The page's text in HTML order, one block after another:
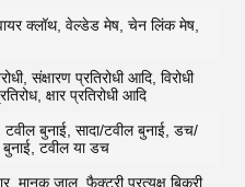
क्लॉथ, वेल्डेड मेष, चेन लिंक मेष,
संक्षारण प्रतिरोधी आदि, विरोधी
क्षार प्रतिरोधी आदि
टवील बुनाई, सादा/टवील बुनाई, डच/
बुनाई, टवील या डच
मानक जाल, फैक्टरी प्रत्यक्ष बिक्री,